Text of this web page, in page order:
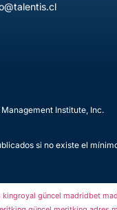
Management Institute, Inc.
si no existe el
kingroyal güncel madridbet